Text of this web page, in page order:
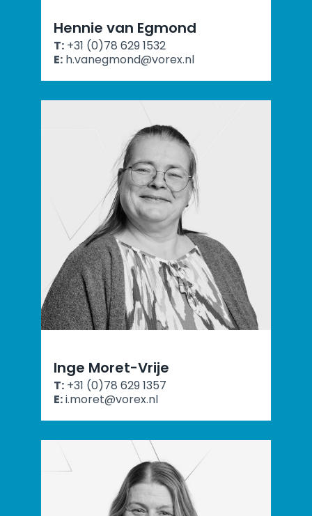
Hennie van Egmond
T: +31 (0)78 629 1532
E: h.vanegmond@vorex.nl
Inge Moret-Vrije
T: +31 (0)78 629 1357
E:i.moret@vorex.nl